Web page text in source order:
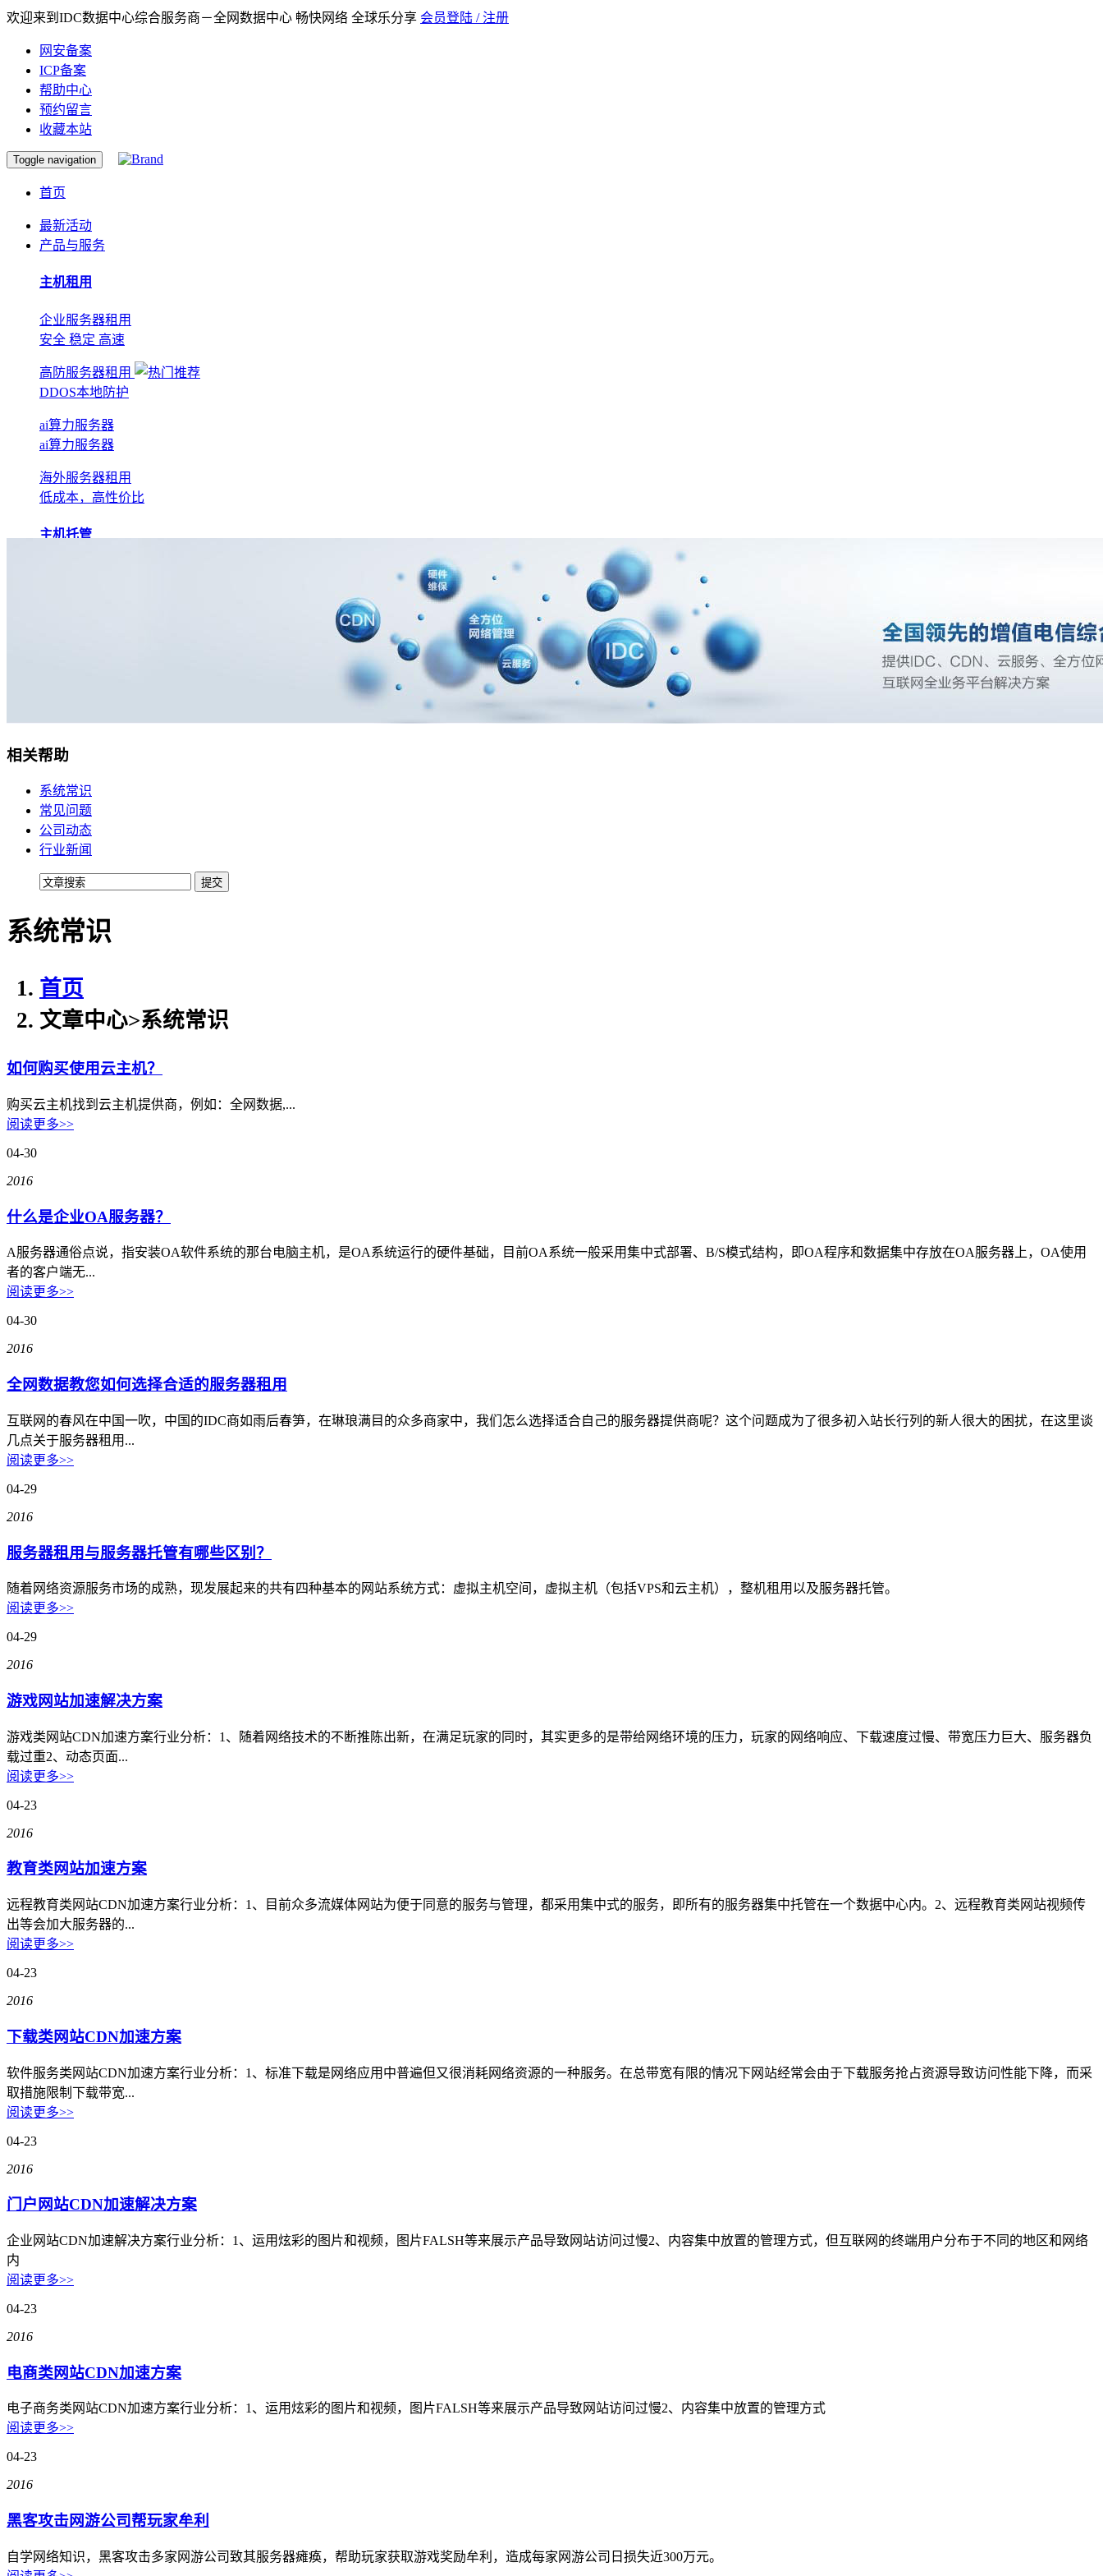
欢迎来到IDC数据中心综合服务商－全网数据中心 畅快网络 全球乐分享 会员登陆 / 注册
网安备案
ICP备案
帮助中心
预约留言
收藏本站
Toggle navigation
首页
最新活动
产品与服务
主机租用
企业服务器租用
安全 稳定 高速
高防服务器租用
DDOS本地防护
ai算力服务器
ai算力服务器
海外服务器租用
低成本，高性价比
主机托管
贴心的服务
机柜租用
BGP机柜租用
自建T4级别数据中心
双线机柜租用
电信机柜租用
电信直营数据中心
移动机柜租用
移动T4级数据中心
企业邮局
权威安全认证
数据备份
企业专线上网
云计算
混合云
超融合
大企业首选
全球加速服务
数据中心
FIL/CHIA/BZZ首选机房
深圳龙华观澜机房
国家B+级机房
广州天河信息港机房
电信五星级标准建设
华南双线机房
深圳南山沙河机房
电信钻石五星级机房
深圳罗湖田心机房
海外机房
美国数据中心机房
政府媒体类解决方案
游戏解决方案
互联网金融解决方案
关于我们
相关帮助
系统常识
常见问题
公司动态
行业新闻
系统常识
首页
文章中心>系统常识
如何购买使用云主机？
购买云主机找到云主机提供商，例如：全网数据,...
阅读更多>>
04-30
2016
什么是企业OA服务器？
A服务器通俗点说，指安装OA软件系统的那台电脑主机，是OA系统运行的硬件基础，目前OA系统一般采用集中式部署、B/S模式结构，即OA程序和数据集中存放在OA服务器上，OA使用
者的客户端无...
阅读更多>>
04-30
2016
全网数据教您如何选择合适的服务器租用
互联网的春风在中国一吹，中国的IDC商如雨后春笋，在琳琅满目的众多商家中，我们怎么选择适合自己的服务器提供商呢？这个问题成为了很多初入站长行列的新人很大的困扰，在这里谈
几点关于服务器租用...
阅读更多>>
04-29
2016
服务器租用与服务器托管有哪些区别？
随着网络资源服务市场的成熟，现发展起来的共有四种基本的网站系统方式：虚拟主机空间，虚拟主机（包括VPS和云主机），整机租用以及服务器托管。
阅读更多>>
04-29
2016
游戏网站加速解决方案
游戏类网站CDN加速方案行业分析：1、随着网络技术的不断推陈出新，在满足玩家的同时，其实更多的是带给网络环境的压力，玩家的网络响应、下载速度过慢、带宽压力巨大、服务器负
载过重2、动态页面...
阅读更多>>
04-23
2016
教育类网站加速方案
远程教育类网站CDN加速方案行业分析：1、目前众多流媒体网站为便于同意的服务与管理，都采用集中式的服务，即所有的服务器集中托管在一个数据中心内。2、远程教育类网站视频传
出等会加大服务器的...
阅读更多>>
04-23
2016
下载类网站CDN加速方案
软件服务类网站CDN加速方案行业分析：1、标准下载是网络应用中普遍但又很消耗网络资源的一种服务。在总带宽有限的情况下网站经常会由于下载服务抢占资源导致访问性能下降，而采
取措施限制下载带宽...
阅读更多>>
04-23
2016
门户网站CDN加速解决方案
企业网站CDN加速解决方案行业分析：1、运用炫彩的图片和视频，图片FALSH等来展示产品导致网站访问过慢2、内容集中放置的管理方式，但互联网的终端用户分布于不同的地区和网络
内
阅读更多>>
04-23
2016
电商类网站CDN加速方案
电子商务类网站CDN加速方案行业分析：1、运用炫彩的图片和视频，图片FALSH等来展示产品导致网站访问过慢2、内容集中放置的管理方式
阅读更多>>
04-23
2016
黑客攻击网游公司帮玩家牟利
自学网络知识，黑客攻击多家网游公司致其服务器瘫痪，帮助玩家获取游戏奖励牟利，造成每家网游公司日损失近300万元。